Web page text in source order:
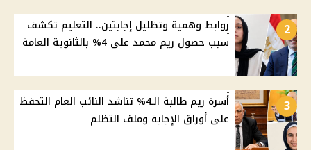
2
روابط وهمية وتظليل إجابتين.. التعليم تكشف
سبب حصول ريم محمد على 4% بالثانوية العامة
3
أسرة ريم طالبة الـ4% تناشد النائب العام التحفظ
على أوراق الإجابة وملف التظلم